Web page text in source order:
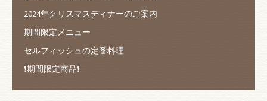
2024年クリスマスディナーのご案内
期間限定メニュー
セルフィッシュの定番料理
❗️期間限定商品❗️